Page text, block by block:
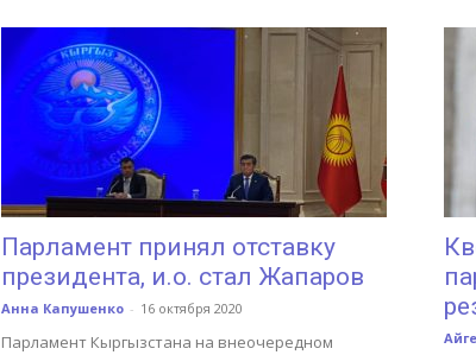
Парламент принял отставку
президента, и.о. стал Жапаров
Анна Капушенко - 16 октября 2020
Парламент Кыргызстана на внеочередном